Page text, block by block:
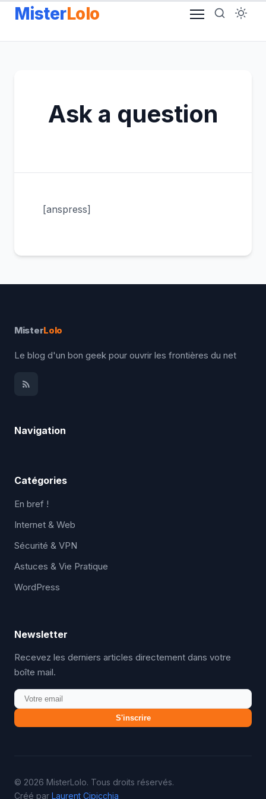
Aller
contenu
MisterLolo
Ask a question
[anspress]
MisterLolo
Le blog d'un bon geek pour ouvrir les frontières du net
Navigation
Catégories
En bref !
Internet & Web
Sécurité & VPN
Astuces & Vie Pratique
WordPress
Newsletter
Recevez les derniers articles directement dans votre
boîte mail.
S'inscrire
© 2026 MisterLolo. Tous droits réservés.
Créé par Laurent Cipicchia